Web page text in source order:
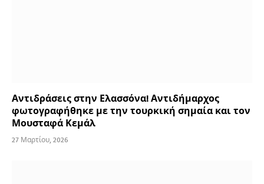
Αντιδράσεις στην Ελασσόνα! Αντιδήμαρχος
φωτογραφήθηκε με την τουρκική σημαία και τον
Μουσταφά Κεμάλ
27 Μαρτίου, 2026